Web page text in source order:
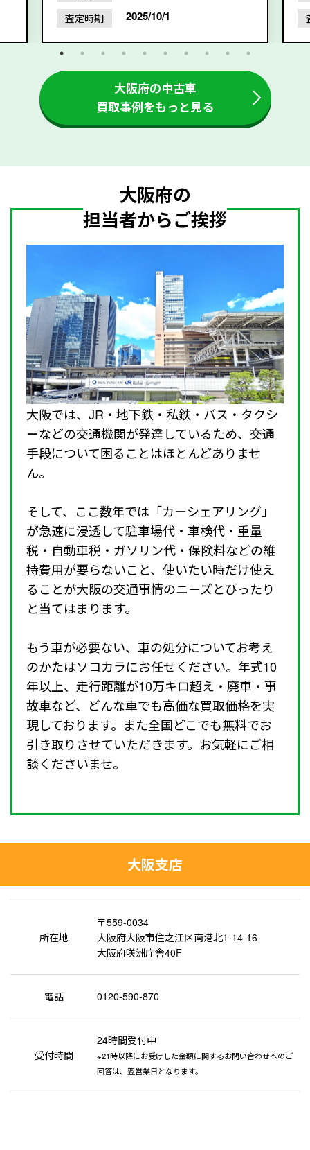
査定時期 2025/10/1
大阪府の中古車
買取事例をもっと見る
大阪府の
担当者からご挨拶
大阪では、JR・地下鉄・私鉄・バス・タクシ
ーなどの交通機関が発達しているため、交通
手段について困ることはほとんどありませ
ん。
そして、ここ数年では「カーシェアリング」
が急速に浸透して駐車場代・車検代・重量
税・自動車税・ガソリン代・保険料などの維
持費用が要らないこと、使いたい時だけ使え
ることが大阪の交通事情のニーズとぴったり
と当てはまります。
もう車が必要ない、車の処分についてお考え
のかたはソコカラにお任せください。年式10
年以上、走行距離が10万キロ超え・廃車・事
故車など、どんな車でも高価な買取価格を実
現しております。また全国どこでも無料でお
引き取りさせていただきます。お気軽にご相
談くださいませ。
大阪支店
所在地
〒559-0034
大阪府大阪市住之江区南港北1-14-16
大阪府咲洲庁舎40F
電話 0120-590-870
受付時間
24時間受付中
※21時以降にお受けした金額に関するお問い合わせへのご
回答は、翌営業日となります。